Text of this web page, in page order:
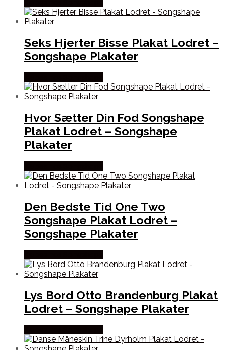
Seks Hjerter Bisse Plakat Lodret –
Songshape Plakater
Hvor Sætter Din Fod Songshape
Plakat Lodret – Songshape
Plakater
Den Bedste Tid One Two
Songshape Plakat Lodret –
Songshape Plakater
Lys Bord Otto Brandenburg Plakat
Lodret – Songshape Plakater